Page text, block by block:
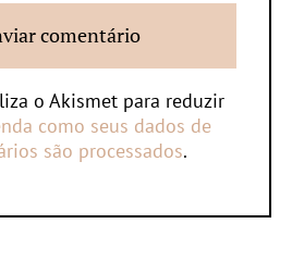
o Akismet para reduzir
como seus dados de
são processados.